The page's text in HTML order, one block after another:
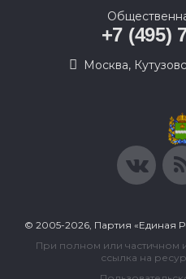
+7 (495)
Москва,
© 2005-2026, Партия «Единая
При полном или частичном
ссылка на